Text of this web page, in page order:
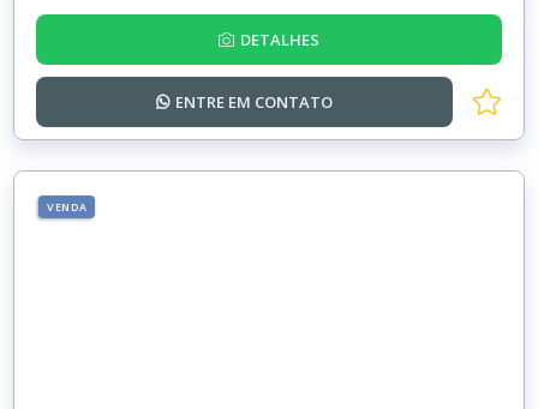
DETALHES
ENTRE EM CONTATO
VENDA